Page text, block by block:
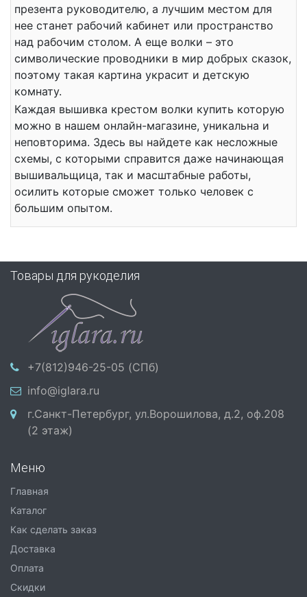
презента руководителю, а лучшим местом для
нее станет рабочий кабинет или пространство
над рабочим столом. А еще волки – это
символические проводники в мир добрых сказок,
поэтому такая картина украсит и детскую
комнату.
Каждая вышивка крестом волки купить которую
можно в нашем онлайн-магазине, уникальна и
неповторима. Здесь вы найдете как несложные
схемы, с которыми справится даже начинающая
вышивальщица, так и масштабные работы,
осилить которые сможет только человек с
большим опытом.
Товары для рукоделия
+7(812)946-25-05 (СПб)
info@iglara.ru
г.Санкт-Петербург, ул.Ворошилова, д.2, оф.208
(2 этаж)
Меню
Главная
Каталог
Как сделать заказ
Доставка
Оплата
Скидки